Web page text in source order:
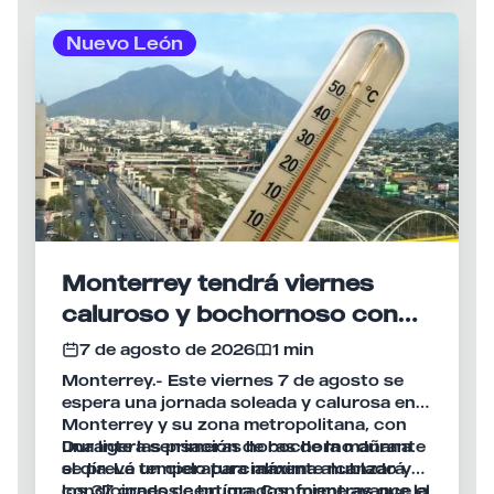
Nuevo León
Monterrey tendrá viernes
caluroso y bochornoso con
máxima de 37°C
7 de agosto de 2026
1 min
Monterrey.- Este viernes 7 de agosto se
espera una jornada soleada y calurosa en
Monterrey y su zona metropolitana, con
una ligera sensación de bochorno durante
el día. La temperatura máxima alcanzará
los 37 grados centígrados, mientras que la
Durante las primeras horas de la mañana
se prevé un cielo parcialmente nublado y
condiciones de bruma. Conforme avance el